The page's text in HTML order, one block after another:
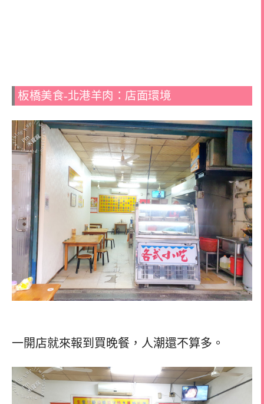
板橋美食-北港羊肉：店面環境
一開店就來報到買晚餐，人潮還不算多。